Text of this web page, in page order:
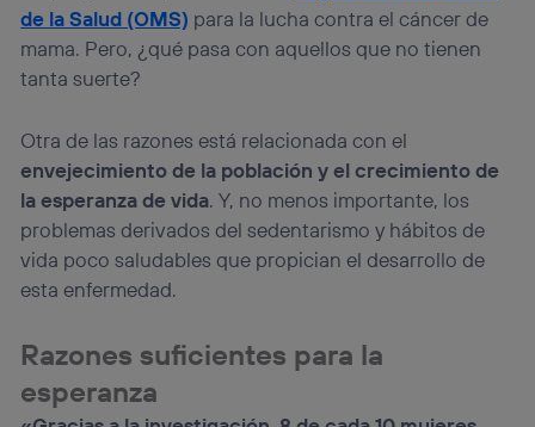
de la Salud (OMS) para la lucha contra el cáncer de
mama. Pero, ¿qué pasa con aquellos que no tienen
tanta suerte?
Otra de las razones está relacionada con el
envejecimiento de la población y el crecimiento de
la esperanza de vida. Y, no menos importante, los
problemas derivados del sedentarismo y hábitos de
vida poco saludables que propician el desarrollo de
esta enfermedad.
Razones suficientes para la
esperanza